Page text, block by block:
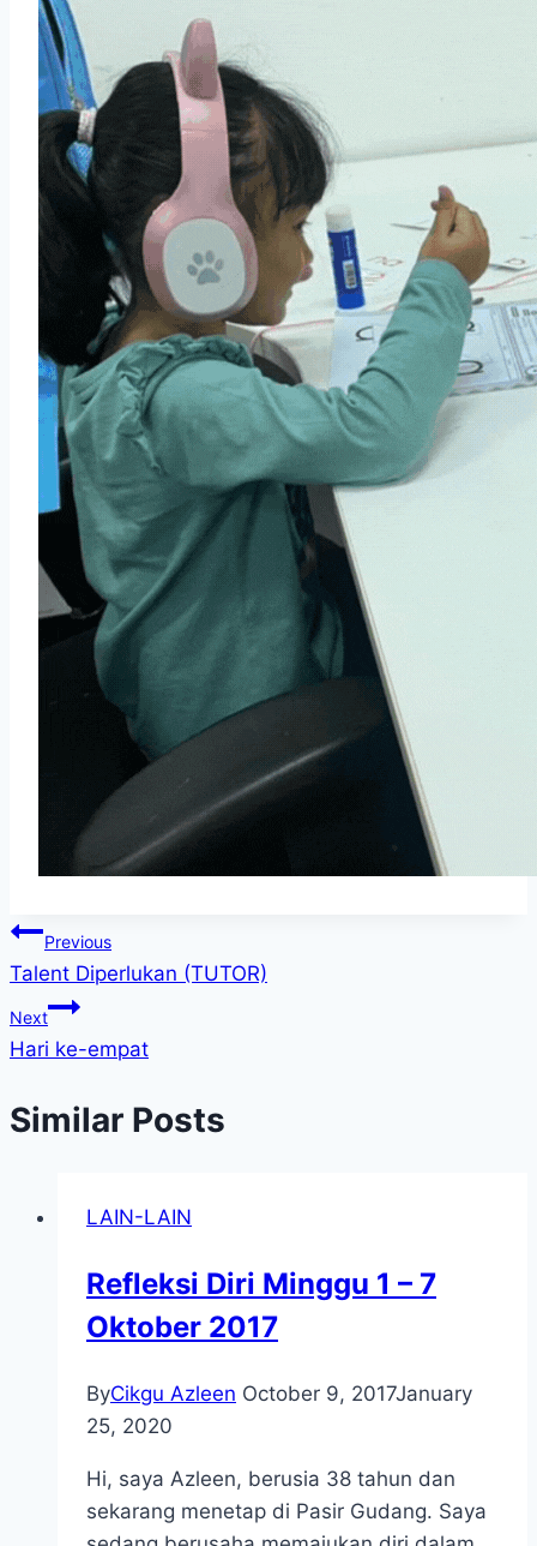
Post
navigation
Previous
Talent Diperlukan (TUTOR)
Next
Hari ke-empat
Similar Posts
LAIN-LAIN
Refleksi Diri Minggu 1 – 7
Oktober 2017
ByCikgu Azleen October 9, 2017January
25, 2020
Hi, saya Azleen, berusia 38 tahun dan
sekarang menetap di Pasir Gudang. Saya